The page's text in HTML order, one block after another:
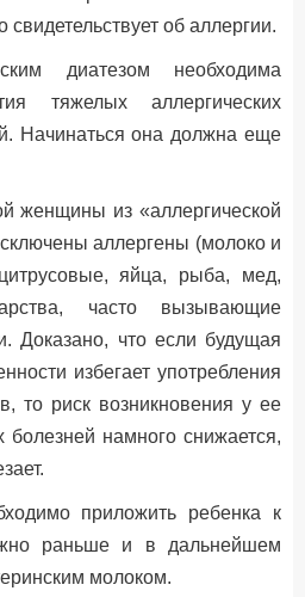
об аллергии.
диатезом необходима
тяжелых аллергических
Начинаться она должна еще
женщины из «аллергической
аллергены (молоко и
яйца, рыба, мед,
часто вызывающие
Доказано, что если будущая
избегает употребления
то риск возникновения у ее
болезней намного снижается,
приложить ребенка к
раньше и в дальнейшем
молоком.